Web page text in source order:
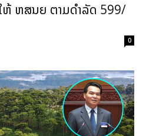
ຫສນຍ ຕາມດຳລັດ 599/
0